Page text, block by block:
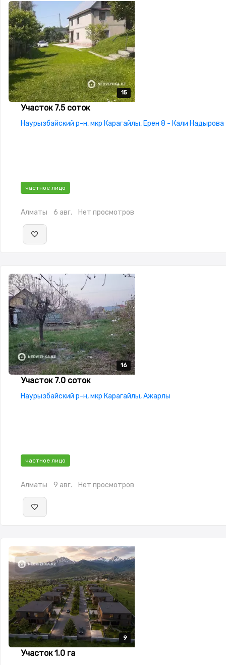
15
15
15
15
15
Участок 7.5 соток
Наурызбайский р-н, мкр Карагайлы, Ерен 8 - Кали Надырова
частное лицо
Алматы 6 авг. Нет просмотров
16
16
16
16
16
Участок 7.0 соток
Наурызбайский р-н, мкр Карагайлы, Ажарлы
частное лицо
Алматы 9 авг. Нет просмотров
9
9
9
9
9
Участок 1.0 га